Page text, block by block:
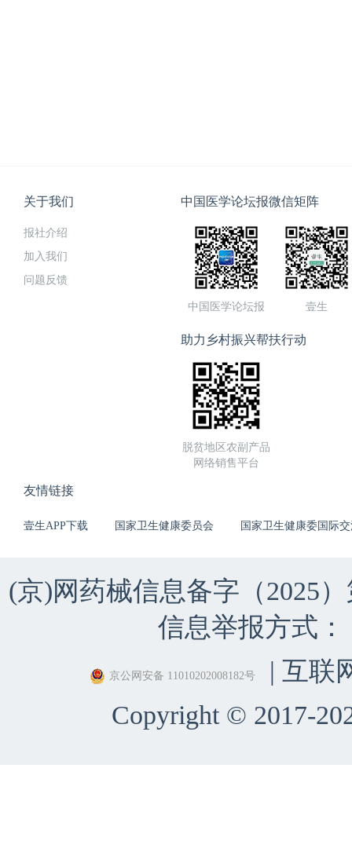
关于我们
报社介绍
加入我们
问题反馈
中国医学论坛报微信矩阵
中国医学论坛报 壹生
助力乡村振兴帮扶行动
脱贫地区农副产品
网络销售平台
友情链接
壹生APP下载 国家卫生健康委员会 国家卫生健康委国际
(京)网药械信息备字（2025
信息举报方式：
京公网安备 11010202008182号
| 互联
Copyright © 2017-